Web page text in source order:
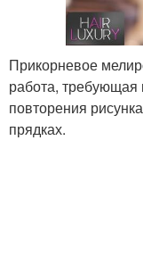
Прикорневое
работа, требующая
повторения
прядках.